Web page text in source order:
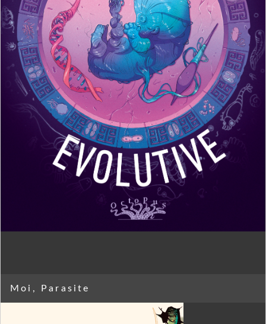
Moi, Parasite